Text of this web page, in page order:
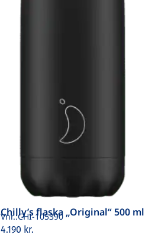
Chilly’s flaska „Original“ 500 ml
Vnr.:CHI-105390
4.190 kr.